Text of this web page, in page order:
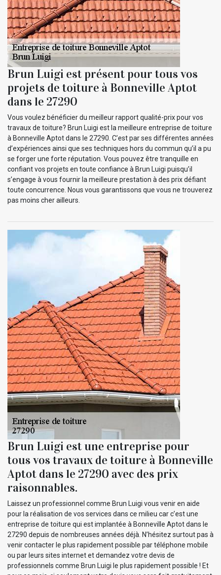
Brun Luigi est présent pour tous vos
projets de toiture à Bonneville Aptot
dans le 27290
Vous voulez bénéficier du meilleur rapport qualité-prix pour vos
travaux de toiture? Brun Luigi est la meilleure entreprise de toiture
à Bonneville Aptot dans le 27290. C’est par ses différentes années
d’expériences ainsi que ses techniques hors du commun qu’il a pu
se forger une forte réputation. Vous pouvez être tranquille en
confiant vos projets en toute confiance à Brun Luigi puisqu’il
s’engage à vous fournir la meilleure prestation à des prix défiant
toute concurrence. Nous vous garantissons que vous ne trouverez
pas moins cher ailleurs.
Brun Luigi est une entreprise pour
tous vos travaux de toiture à Bonneville
Aptot dans le 27290 avec des prix
raisonnables.
Laissez un professionnel comme Brun Luigi vous venir en aide
pour la réalisation de vos services dans ce milieu car c’est une
entreprise de toiture qui est implantée à Bonneville Aptot dans le
27290 depuis de nombreuses années déjà. N’hésitez surtout pas à
venir contacter le plus rapidement possible par téléphone mobile
ou par leurs sites internet et demandez votre devis de
professionnels comme Brun Luigi le plus rapidement possible ! Et